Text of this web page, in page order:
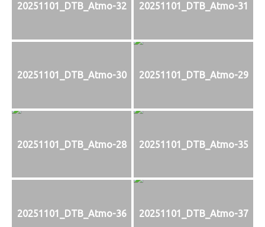
20251101_DTB_Atmo-32 20251101_DTB_Atmo-31
20251101_DTB_Atmo-30 20251101_DTB_Atmo-29
20251101_DTB_Atmo-28 20251101_DTB_Atmo-35
20251101_DTB_Atmo-36 20251101_DTB_Atmo-37